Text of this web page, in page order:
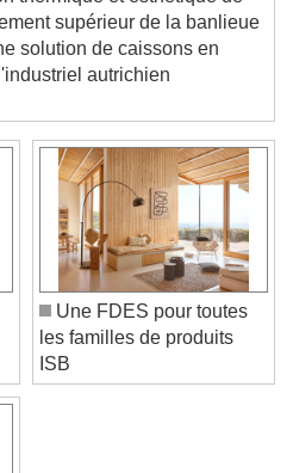
Background
thermique et esthétique de
supérieur de la banlieue
solution de caissons en
autrichien
Une FDES pour toutes
les familles de produits
ISB